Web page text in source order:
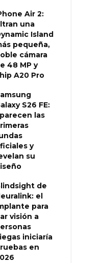
Air 2:
una
Island
pequeña,
cámara
48 MP y
A20 Pro
S26 FE:
las
y
su
de
el
para
visión a
iniciaría
en